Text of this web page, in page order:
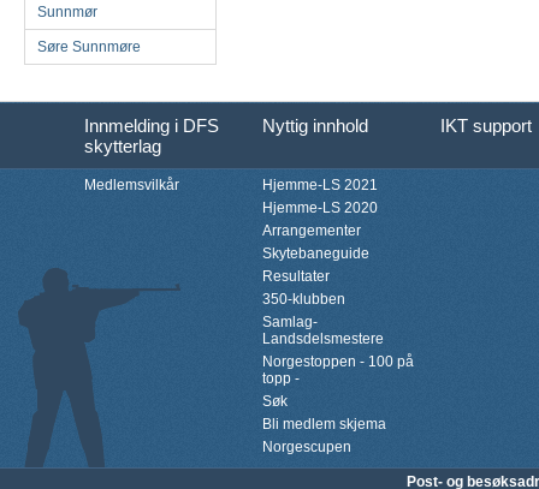
Sunnmør
Søre Sunnmøre
Innmelding i DFS
skytterlag
Nyttig innhold IKT support
Medlemsvilkår
Hjemme-LS 2021
Hjemme-LS 2020
Arrangementer
Skytebaneguide
Resultater
350-klubben
Samlag-
Landsdelsmestere
Norgestoppen - 100 på
topp -
Søk
Bli medlem skjema
Norgescupen
Post- og